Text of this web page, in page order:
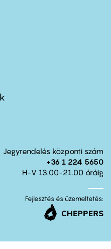
Jegyrendelés központi szám
+36 1 224 5650
H-V 13.00-21.00 óráig
Fejlesztés és üzemeltetés: